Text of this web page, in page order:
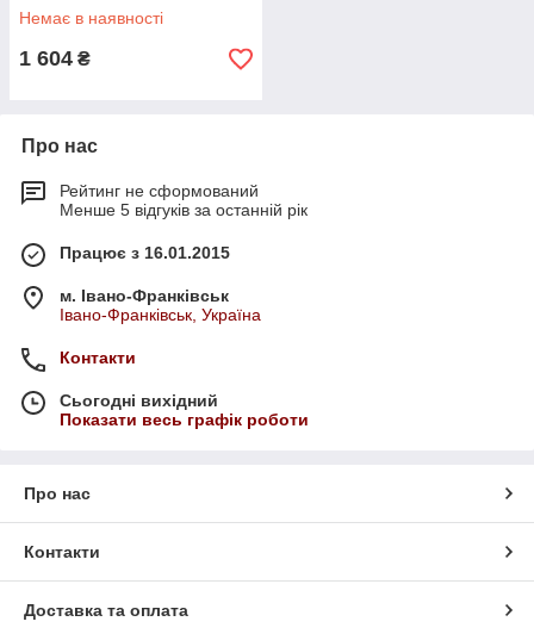
Немає в наявності
1 604 ₴
Про нас
Рейтинг не сформований
Менше 5 відгуків за останній рік
Працює з 16.01.2015
м. Івано-Франківськ
Івано-Франківськ, Україна
Контакти
Сьогодні вихідний
Показати весь графік роботи
Про нас
Контакти
Доставка та оплата